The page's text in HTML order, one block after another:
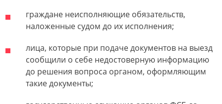
граждане неисполняющие обязательств,
наложенные судом до их исполнения;
лица, которые при подаче документов на выезд
сообщили о себе недостоверную информацию
до решения вопроса органом, оформляющим
такие документы;